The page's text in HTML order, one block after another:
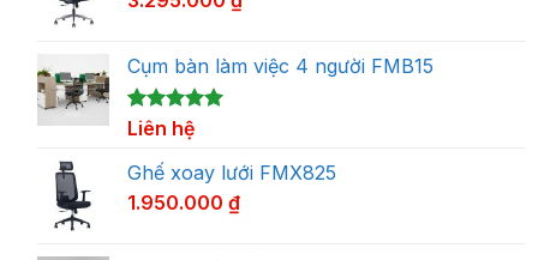
Cụm bàn làm việc 4 người FMB15
5.00trên 5
dựa trên
1
đánh giá
Liên hệ
Ghế xoay lưới FMX825
1.950.000 ₫